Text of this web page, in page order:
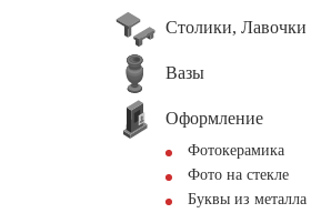
Столики, Лавочки
Вазы
Оформление
Фотокерамика
Фото на стекле
Буквы из металла